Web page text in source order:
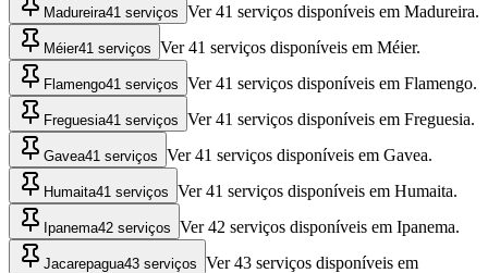
Madureira41 serviços Ver 41 serviços disponíveis em Madureira.
Méier41 serviços Ver 41 serviços disponíveis em Méier.
Flamengo41 serviços Ver 41 serviços disponíveis em Flamengo.
Freguesia41 serviços Ver 41 serviços disponíveis em Freguesia.
Gavea41 serviços Ver 41 serviços disponíveis em Gavea.
Humaita41 serviços Ver 41 serviços disponíveis em Humaita.
Ipanema42 serviços Ver 42 serviços disponíveis em Ipanema.
Jacarepagua43 serviços Ver 43 serviços disponíveis em